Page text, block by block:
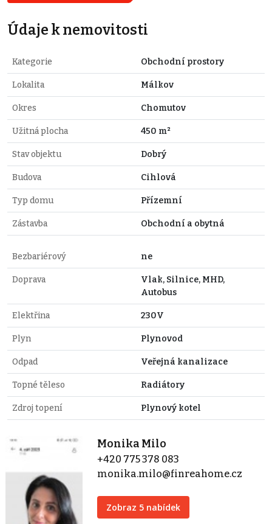
Údaje k nemovitosti
Kategorie Obchodní prostory
Lokalita Málkov
Okres Chomutov
Užitná plocha 450 m²
Stav objektu Dobrý
Budova Cihlová
Typ domu Přízemní
Zástavba Obchodní a obytná
Bezbariérový ne
Doprava
Vlak, Silnice, MHD,
Autobus
Elektřina 230V
Plyn Plynovod
Odpad Veřejná kanalizace
Topné těleso Radiátory
Zdroj topení Plynový kotel
Monika Milo
+420 775 378 083
monika.milo@finreahome.cz
Zobraz 5 nabídek